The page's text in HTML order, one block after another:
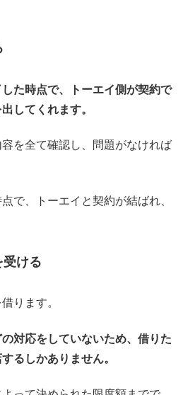
た時点で、トーエイ側が契約で
してくれます。
を全て確認し、問題がなければ
で、トーエイと契約が結ばれ、
受ける
ります。
対応をしていないため、借りた
るしかありません。